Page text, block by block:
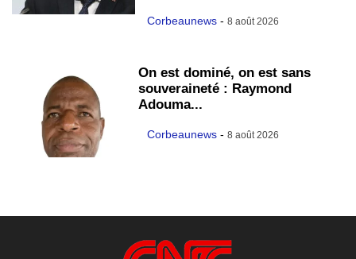
Corbeaunews - 8 août 2026
On est dominé, on est sans
souveraineté : Raymond
Adouma...
Corbeaunews - 8 août 2026